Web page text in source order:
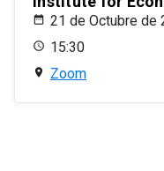
21 de Octubre de
15:30
Zoom